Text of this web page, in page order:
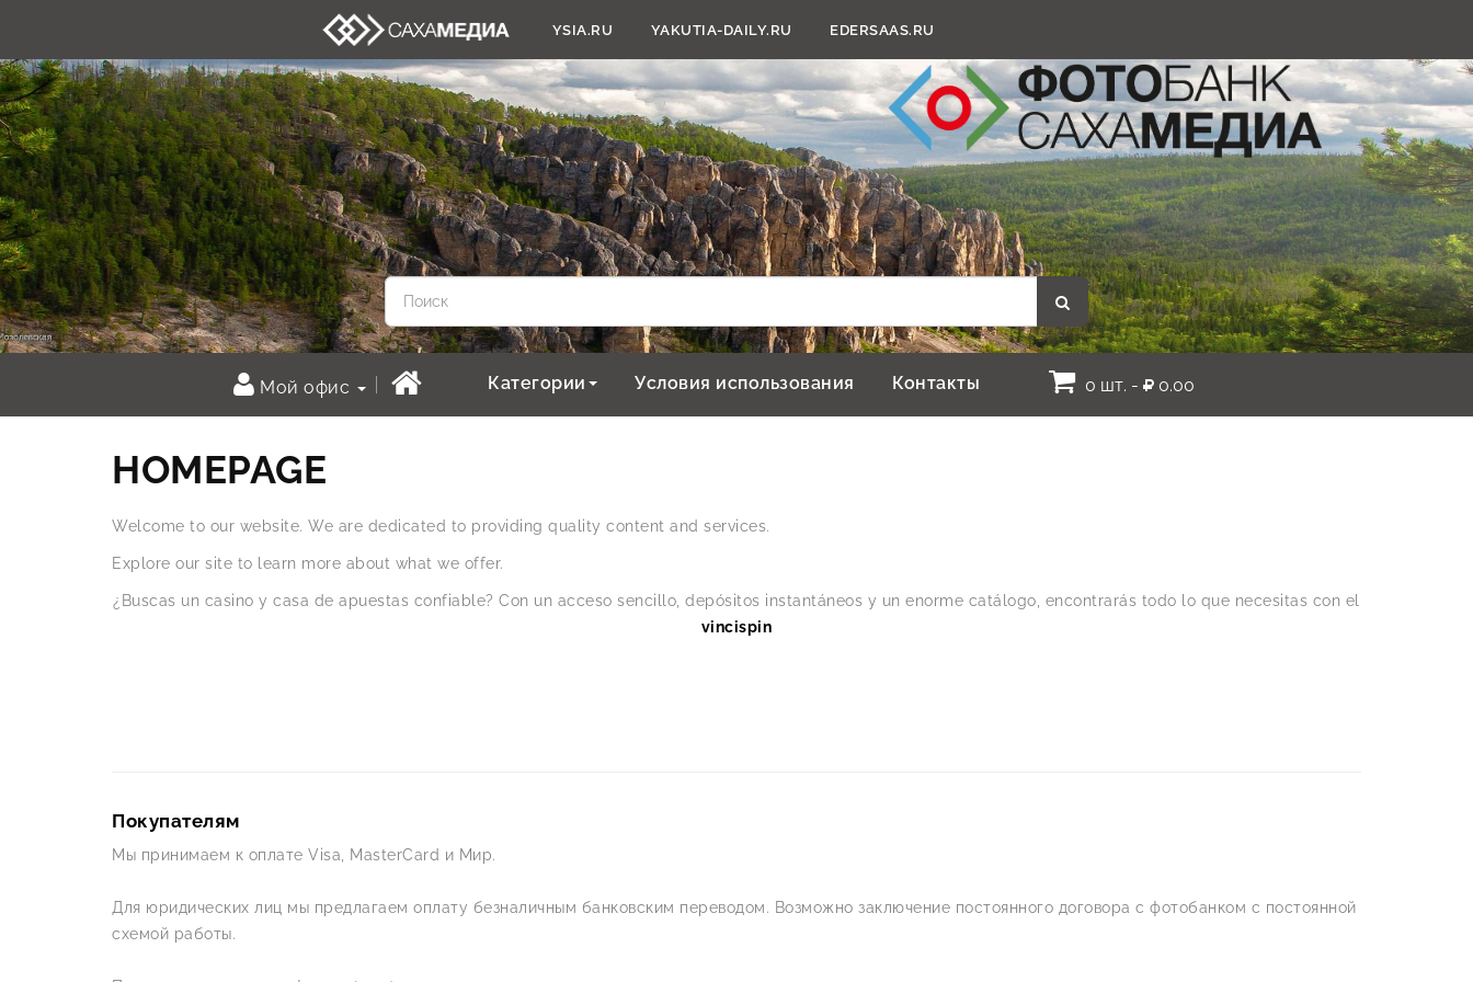
YSIA.RU YAKUTIA-DAILY.RU EDERSAAS.RU
Мой офис Категории Условия использования Контакты 0 шт. - 0.00
HOMEPAGE
Welcome to our website. We are dedicated to providing quality content and services.
Explore our site to learn more about what we offer.
¿Buscas un casino y casa de apuestas confiable? Con un acceso sencillo, depósitos instantáneos y un enorme catálogo, encontrarás todo lo que necesitas con el
vincispin
Покупателям
Мы принимаем к оплате Visa, MasterCard и Мир.
Для юридических лиц мы предлагаем оплату безналичным банковским переводом. Возможно заключение постоянного договора с фотобанком с постоянной
схемой работы.